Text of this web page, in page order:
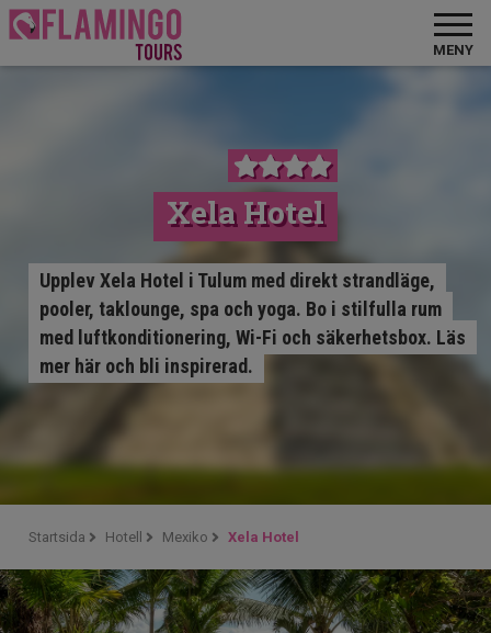
MENY
Xela Hotel
Upplev Xela Hotel i Tulum med direkt strandläge,
pooler, taklounge, spa och yoga. Bo i stilfulla rum
med luftkonditionering, Wi-Fi och säkerhetsbox. Läs
mer här och bli inspirerad.
Startsida Hotell Mexiko Xela Hotel